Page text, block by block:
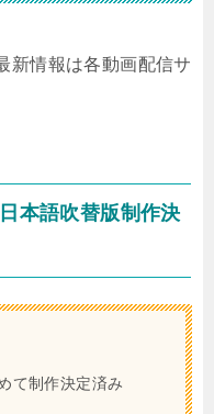
新情報は各動画配信サ
本語吹替版制作決
て制作決定済み